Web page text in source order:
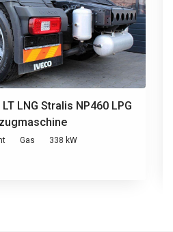
LNG Stralis NP460 LPG
Gas 338 kW